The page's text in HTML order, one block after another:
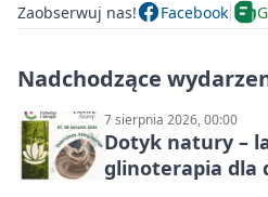
Zaobserwuj nas! Facebook
Nadchodzące
7 sierpnia 2026, 00:00
Dotyk natury –
glinoterapia dla